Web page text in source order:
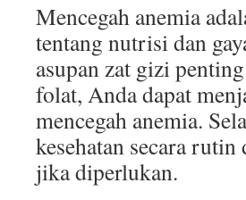
Mencegah anemia
tentang nutrisi dan
asupan zat gizi
folat, Anda dapat
mencegah anemia.
kesehatan secara
jika diperlukan.